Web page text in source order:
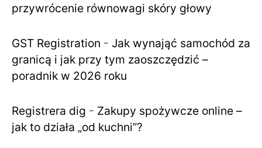
przywrócenie równowagi skóry głowy
GST Registration - Jak wynająć samochód za
granicą i jak przy tym zaoszczędzić –
poradnik w 2026 roku
Registrera dig - Zakupy spożywcze online –
jak to działa „od kuchni”?